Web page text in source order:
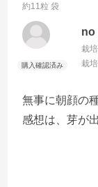
約11粒 袋
no
栽
栽
無事に朝顔の
感想は、芽が